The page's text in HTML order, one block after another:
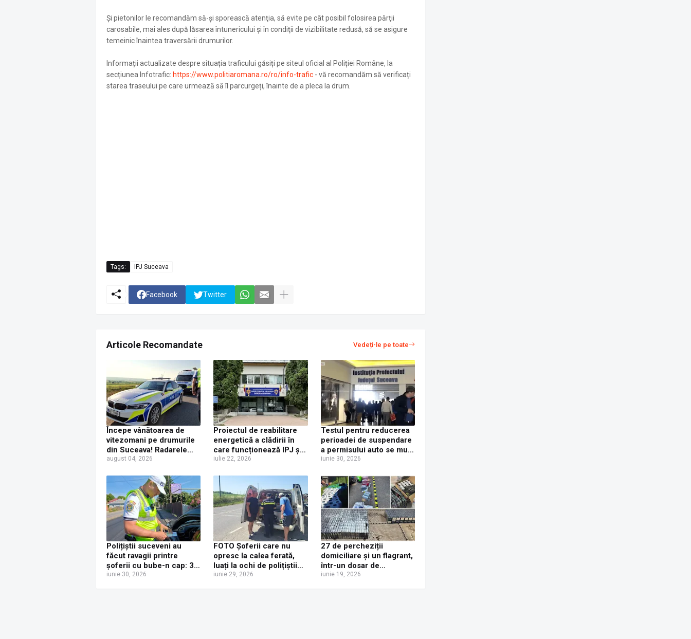
Şi pietonilor le recomandăm să-şi sporească atenţia, să evite pe cât posibil folosirea părţii
carosabile, mai ales după lăsarea întunericului şi în condiţii de vizibilitate redusă, să se asigure
temeinic înaintea traversării drumurilor.
Informații actualizate despre situația traficului găsiți pe siteul oficial al Poliției Române, la
secțiunea Infotrafic: https://www.politiaromana.ro/ro/info-trafic - vă recomandăm să verificați
starea traseului pe care urmează să îl parcurgeți, înainte de a pleca la drum.
Tags: IPJ Suceava
Facebook Twitter
Articole Recomandate Vedeți-le pe toate
Începe vânătoarea de
vitezomani pe drumurile
din Suceava! Radarele
împânzesc județul, după
beți și inconștienți la
august 04, 2026
Proiectul de reabilitare
energetică a clădirii în
care funcționează IPJ și
SRI Suceava a fost
iulie 22, 2026
Testul pentru reducerea
perioadei de suspendare
a permisului auto se mută
de la Poliția Rutieră la
Auto din Iulius Mall,
începând cu 1 iulie 2026
iunie 30, 2026
Polițiștii suceveni au
făcut ravagii printre
șoferii cu bube-n cap: 32
de permise reținute, 20
iunie 30, 2026
FOTO Șoferii care nu
opresc la calea ferată,
luați la ochi de polițiștii
suceveni. Aproape 200
iunie 29, 2026
27 de percheziții
domiciliare și un flagrant,
într-un dosar de
contrabandă. Cinci
iunie 19, 2026